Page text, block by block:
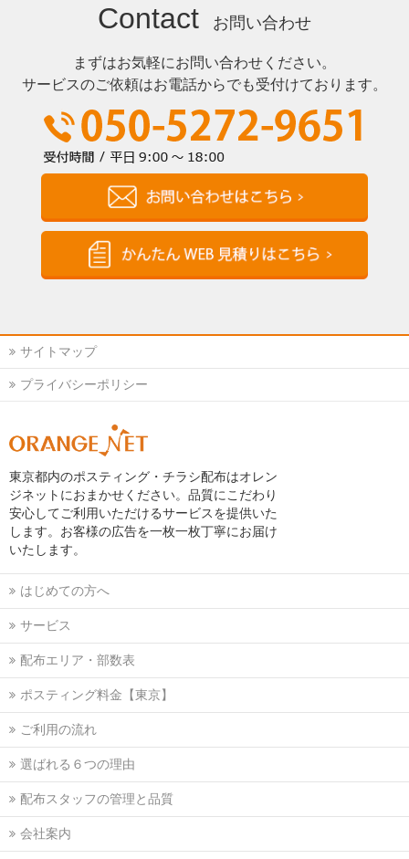
Contact お問い合わせ
まずはお気軽にお問い合わせください。
サービスのご依頼はお電話からでも受付けております。
サイトマップ
プライバシーポリシー
東京都内のポスティング・チラシ配布はオレン
ジネットにおまかせください。品質にこだわり
安心してご利用いただけるサービスを提供いた
します。お客様の広告を一枚一枚丁寧にお届け
いたします。
はじめての方へ
サービス
配布エリア・部数表
ポスティング料金【東京】
ご利用の流れ
選ばれる６つの理由
配布スタッフの管理と品質
会社案内